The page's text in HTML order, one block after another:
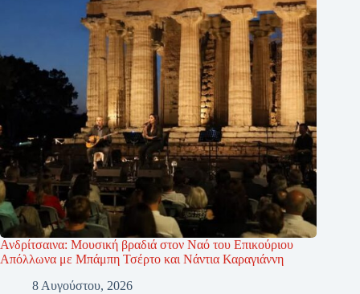
Ανδρίτσαινα: Μουσική βραδιά στον Ναό του Επικούριου
Απόλλωνα με Μπάμπη Τσέρτο και Νάντια Καραγιάννη
8 Αυγούστου, 2026